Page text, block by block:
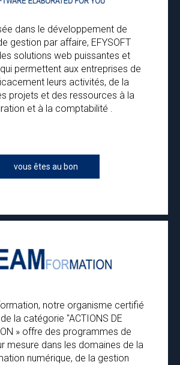
dans le développement de
gestion par affaire, EFYSOFT
solutions web puissantes et
permettent aux entreprises de
leurs activités, de la
projets et des ressources à la
et à la comptabilité .
vous êtes au bon
notre organisme certifié
la catégorie "ACTIONS DE
» offre des programmes de
mesure dans les domaines de la
numérique, de la gestion